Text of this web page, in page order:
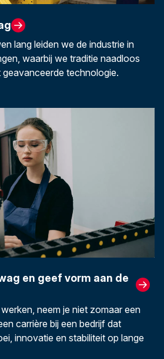
lang leiden we de industrie in
waarbij we traditie naadloos
technologie.
en geef vorm aan de
neem je niet zomaar een
carrière bij een bedrijf dat
innovatie en stabiliteit op lange